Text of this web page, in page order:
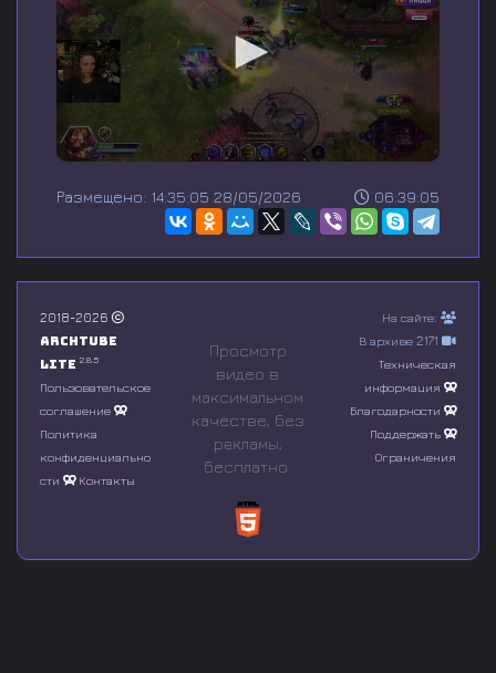
e
n
o
f
0
s
o
n
d
06:39:05
Размещено: 14:35:05 28/05/2026
2018-2026
Archtube
Lite 2.8.5
Пользовательское
соглашение
Политика
конфиденциально
сти
Контакты
Просмотр
видео в
максимальном
качестве, без
рeкламы,
бесплатно.
На сайте:
В архиве 2171
Техническая
информация
Благодарности
Поддержать
Ограничения